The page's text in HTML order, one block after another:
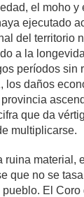
el moho y
ejecutado
del territorio
a la
períodos sin
los daños
que da
multiplicarse.
material,
que no se
El